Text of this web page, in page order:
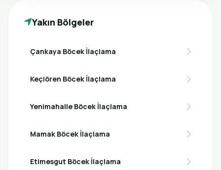
Yakın Bölgeler
Çankaya Böcek İlaçlama
Keçiören Böcek İlaçlama
Yenimahalle Böcek İlaçlama
Mamak Böcek İlaçlama
Etimesgut Böcek İlaçlama